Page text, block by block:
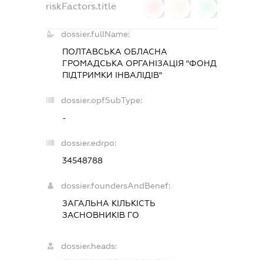
riskFactors.title
dossier.fullName:
ПОЛТАВСЬКА ОБЛАСНА
ГРОМАДСЬКА ОРГАНІЗАЦІЯ "ФОНД
ПІДТРИМКИ ІНВАЛІДІВ"
dossier.opfSubType:
-
dossier.edrpo:
34548788
dossier.foundersAndBenef:
ЗАГАЛЬНА КІЛЬКІСТЬ
ЗАСНОВНИКІВ ГО
dossier.heads: